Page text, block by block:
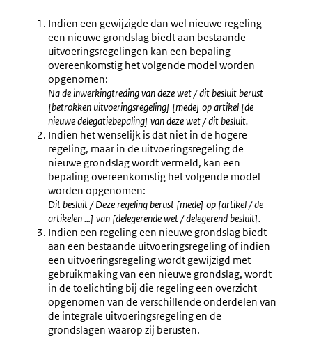
Indien een gewijzigde dan wel nieuwe regeling
een nieuwe grondslag biedt aan bestaande
uitvoeringsregelingen kan een bepaling
overeenkomstig het volgende model worden
opgenomen:
Na de inwerkingtreding van deze wet / dit besluit berust
[betrokken uitvoeringsregeling] [mede] op artikel [de
nieuwe delegatiebepaling] van deze wet / dit besluit.
Indien het wenselijk is dat niet in de hogere
regeling, maar in de uitvoeringsregeling de
nieuwe grondslag wordt vermeld, kan een
bepaling overeenkomstig het volgende model
worden opgenomen:
Dit besluit / Deze regeling berust [mede] op [artikel / de
artikelen …] van [delegerende wet / delegerend besluit].
Indien een regeling een nieuwe grondslag biedt
aan een bestaande uitvoeringsregeling of indien
een uitvoeringsregeling wordt gewijzigd met
gebruikmaking van een nieuwe grondslag, wordt
in de toelichting bij die regeling een overzicht
opgenomen van de verschillende onderdelen van
de integrale uitvoeringsregeling en de
grondslagen waarop zij berusten.